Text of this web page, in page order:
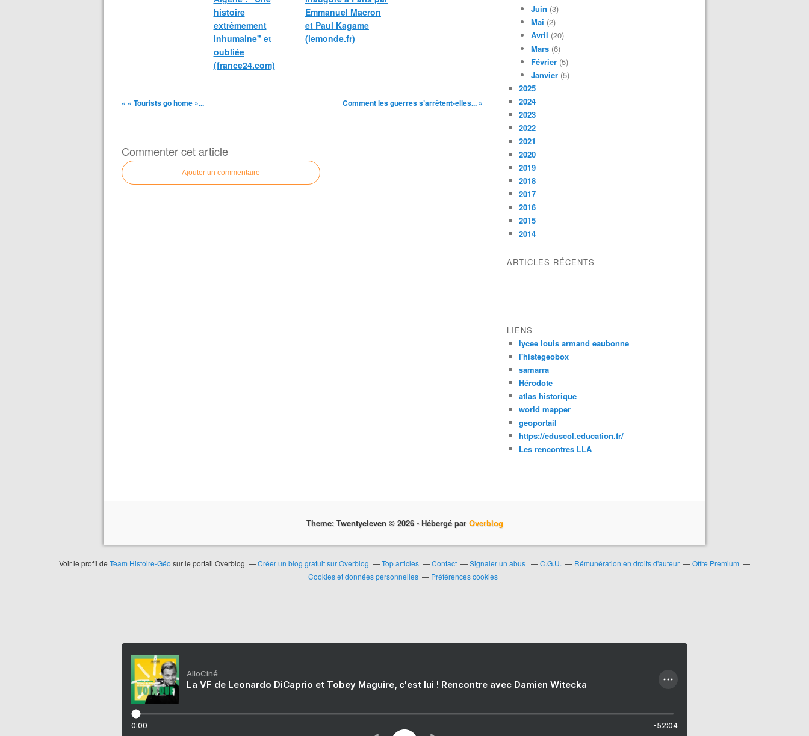
histoire
extrêmement
inhumaine" et
oubliée
(france24.com)
Emmanuel Macron
et Paul Kagame
(lemonde.fr)
« « Tourists go home »... Comment les guerres s’arrêtent-elles... »
Commenter cet article
Ajouter un commentaire
Juin (3)
Mai (2)
Avril (20)
Mars (6)
Février (5)
Janvier (5)
2025
2024
2023
2022
2021
2020
2019
2018
2017
2016
2015
2014
ARTICLES RÉCENTS
LIENS
lycee louis armand eaubonne
l'histegeobox
samarra
Hérodote
atlas historique
world mapper
geoportail
https://eduscol.education.fr/
Les rencontres LLA
Theme: Twentyeleven © 2026 - Hébergé par Overblog
Voir le profil de Team Histoire-Géo sur le portail Overblog Créer un blog gratuit sur Overblog Top articles Contact Signaler un abus C.G.U. Rémunération en droits d'auteur
Offre Premium
Cookies et données personnelles
Préférences cookies
AlloCiné
La VF de Leonardo DiCaprio et Tobey Maguire, c'est lui ! Rencontre avec Damien Witecka
0:00 -52:04